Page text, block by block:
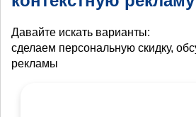
Давайте искать варианты:
сделаем персональную скидку,
рекламы